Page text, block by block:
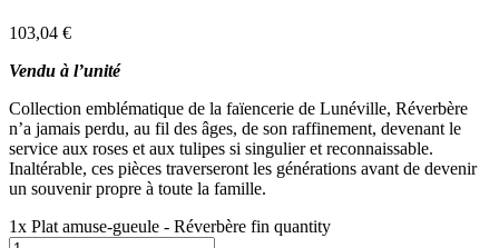
103,04 €
Vendu à l’unité
Collection emblématique de la faïencerie de Lunéville, Réverbère
n’a jamais perdu, au fil des âges, de son raffinement, devenant le
service aux roses et aux tulipes si singulier et reconnaissable.
Inaltérable, ces pièces traverseront les générations avant de devenir
un souvenir propre à toute la famille.
1x Plat amuse-gueule - Réverbère fin quantity